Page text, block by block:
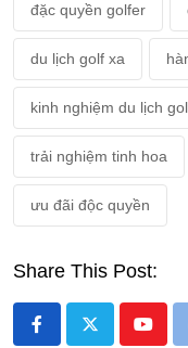
đặc quyền golfer
du lịch golf xa
kinh nghiệm du lịch
trải nghiệm tinh hoa
ưu đãi độc quyền
Share This Post: